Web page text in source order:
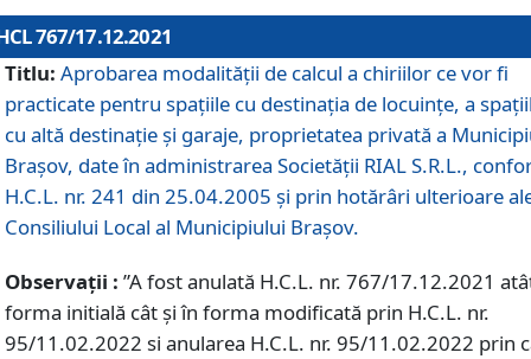
767/17.12.2021
Titlu: Aprobarea modalității de calcul a chiriilor ce vor fi
practicate pentru spaţiile cu destinaţia de locuinţe, a
cu altă destinaţie şi garaje, proprietatea privată a
Braşov, date în administrarea Societăţii RIAL S.R.L.,
H.C.L. nr. 241 din 25.04.2005 și prin hotărâri ulterioare
Consiliului Local al Municipiului Braşov.
Observații : ”A fost anulată H.C.L. nr. 767/17.12.2021
forma initială cât și în forma modificată prin H.C.L. nr.
95/11.02.2022 si anularea H.C.L. nr. 95/11.02.2022 prin